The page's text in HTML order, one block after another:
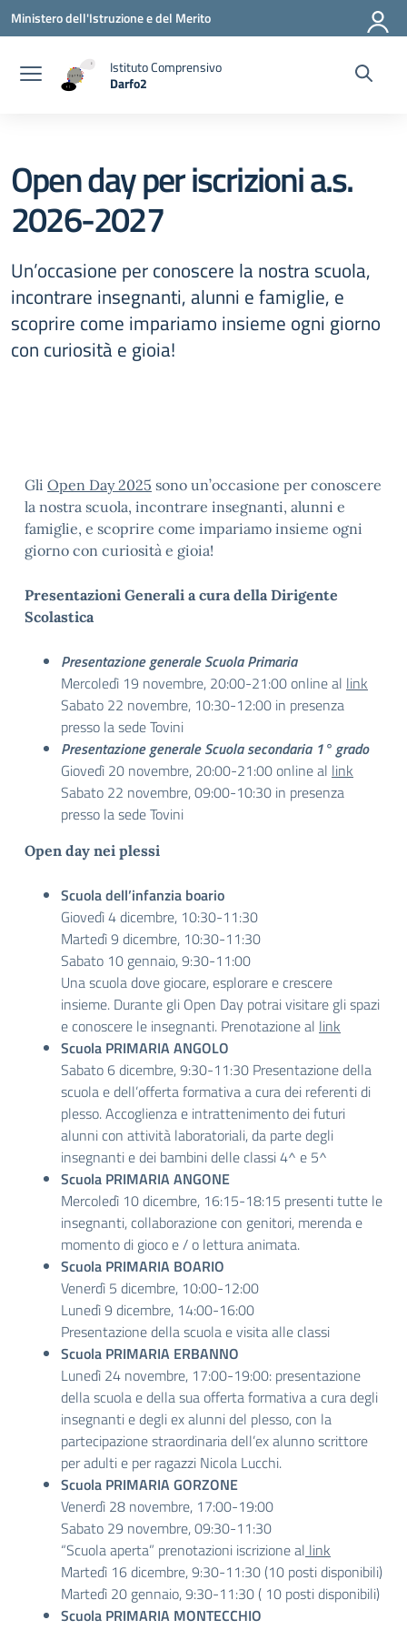
Vai ai contenuti
Vai al menu di navigazione
Vai al footer
Ministero dell'Istruzione e del Merito
Istituto Comprensivo
Darfo2
Open day per iscrizioni a.s.
2026-2027
Un’occasione per conoscere la nostra scuola,
incontrare insegnanti, alunni e famiglie, e
scoprire come impariamo insieme ogni giorno
con curiosità e gioia!
Gli Open Day 2025 sono un’occasione per conoscere
la nostra scuola, incontrare insegnanti, alunni e
famiglie, e scoprire come impariamo insieme ogni
giorno con curiosità e gioia!
Presentazioni Generali a cura della Dirigente
Scolastica
Presentazione generale Scuola Primaria
Mercoledì 19 novembre, 20:00-21:00 online al link
Sabato 22 novembre, 10:30-12:00 in presenza
presso la sede Tovini
Presentazione generale Scuola secondaria 1° grado
Giovedì 20 novembre, 20:00-21:00 online al link
Sabato 22 novembre, 09:00-10:30 in presenza
presso la sede Tovini
Open day nei plessi
Scuola dell’infanzia boario
Giovedì 4 dicembre, 10:30-11:30
Martedì 9 dicembre, 10:30-11:30
Sabato 10 gennaio, 9:30-11:00
Una scuola dove giocare, esplorare e crescere
insieme. Durante gli Open Day potrai visitare gli spazi
e conoscere le insegnanti. Prenotazione al link
Scuola PRIMARIA ANGOLO
Sabato 6 dicembre, 9:30-11:30 Presentazione della
scuola e dell’offerta formativa a cura dei referenti di
plesso. Accoglienza e intrattenimento dei futuri
alunni con attività laboratoriali, da parte degli
insegnanti e dei bambini delle classi 4^ e 5^
Scuola PRIMARIA ANGONE
Mercoledì 10 dicembre, 16:15-18:15 presenti tutte le
insegnanti, collaborazione con genitori, merenda e
momento di gioco e / o lettura animata.
Scuola PRIMARIA BOARIO
Venerdì 5 dicembre, 10:00-12:00
Lunedì 9 dicembre, 14:00-16:00
Presentazione della scuola e visita alle classi
Scuola PRIMARIA ERBANNO
Lunedì 24 novembre, 17:00-19:00: presentazione
della scuola e della sua offerta formativa a cura degli
insegnanti e degli ex alunni del plesso, con la
partecipazione straordinaria dell’ex alunno scrittore
per adulti e per ragazzi Nicola Lucchi.
Scuola PRIMARIA GORZONE
Venerdì 28 novembre, 17:00-19:00
Sabato 29 novembre, 09:30-11:30
“Scuola aperta” prenotazioni iscrizione al link
Martedì 16 dicembre, 9:30-11:30 (10 posti disponibili)
Martedì 20 gennaio, 9:30-11:30 ( 10 posti disponibili)
Scuola PRIMARIA MONTECCHIO